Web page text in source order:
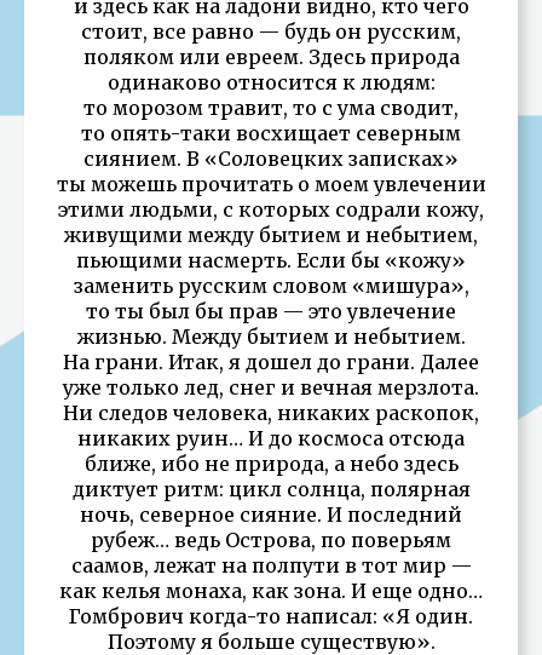
и здесь как на ладони видно, кто чего
стоит, все равно — будь он русским,
поляком или евреем. Здесь природа
одинаково относится к людям:
то морозом травит, то с ума сводит,
то опять-таки восхищает северным
сиянием. В «Соловецких записках»
ты можешь прочитать о моем увлечении
этими людьми, с которых содрали кожу,
живущими между бытием и небытием,
пьющими насмерть. Если бы «кожу»
заменить русским словом «мишура»,
то ты был бы прав — это увлечение
жизнью. Между бытием и небытием.
На грани. Итак, я дошел до грани. Далее
уже только лед, снег и вечная мерзлота.
Ни следов человека, никаких раскопок,
никаких руин… И до космоса отсюда
ближе, ибо не природа, а небо здесь
диктует ритм: цикл солнца, полярная
ночь, северное сияние. И последний
рубеж… ведь Острова, по поверьям
саамов, лежат на полпути в тот мир —
как келья монаха, как зона. И еще одно…
Гомбрович когда-то написал: «Я один.
Поэтому я больше существую».